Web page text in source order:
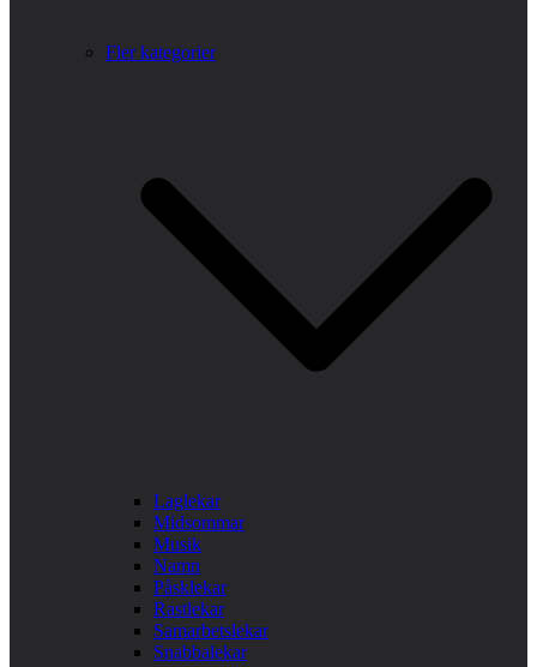
Fler kategorier
Laglekar
Midsommar
Musik
Namn
Påsklekar
Rastlekar
Samarbetslekar
Snabbalekar